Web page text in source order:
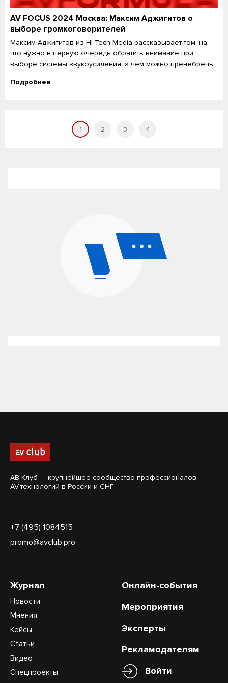
AV FOCUS 2024 Москва: Максим Аджигитов о
выборе громкоговорителей
Максим Аджигитов из Hi-Tech Media рассказывает том, на
что нужно в первую очередь обратить внимание при
выборе системы звукоусиления, а чем можно пренебречь.
Подробнее
1 2 3 4
АВ Клуб — крупнейшее сообщество профессионалов
AV-технологий в России и СНГ
+7 (495) 1084515
promo@avclub.pro
Журнал
Новости
Мнения
Кейсы
Статьи
Видео
Спецпроекты
Онлайн-события
Мероприятия
Эксперты
Рекламодателям
Войти